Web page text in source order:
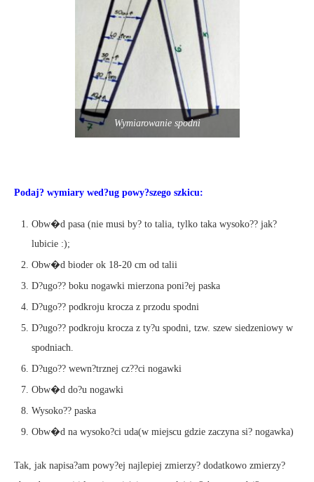
Wymiarowanie spodni
Podaj? wymiary wed?ug powy?szego szkicu:
Obw�d pasa (nie musi by? to talia, tylko taka wysoko?? jak?
lubicie :);
Obw�d bioder ok 18-20 cm od talii
D?ugo?? boku nogawki mierzona poni?ej paska
D?ugo?? podkroju krocza z przodu spodni
D?ugo?? podkroju krocza z ty?u spodni, tzw. szew siedzeniowy w
spodniach.
D?ugo?? wewn?trznej cz??ci nogawki
Obw�d do?u nogawki
Wysoko?? paska
Obw�d na wysoko?ci uda(w miejscu gdzie zaczyna si? nogawka)
Tak, jak napisa?am powy?ej najlepiej zmierzy? dodatkowo zmierzy?